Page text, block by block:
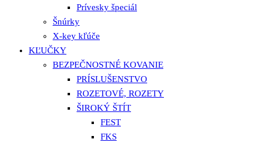
Prívesky špeciál
Šnúrky
X-key kľúče
KĽUČKY
BEZPEČNOSTNÉ KOVANIE
PRÍSLUŠENSTVO
ROZETOVÉ, ROZETY
ŠIROKÝ ŠTÍT
FEST
FKS